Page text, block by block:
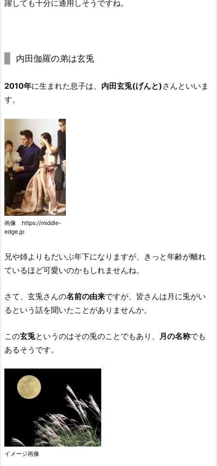
躍しても十分に通用しそうですね。
内田伽羅の弟は玄兎
2010年に生まれた息子は、 内田玄兎(げんと) さんといいま
す。
画像 https://middle-
edge.jp
兄や姉よりもだいぶ年下になりますが、きっと年齢が離れ
ているほど可愛いのかもしれませんね。
さて、玄兎さんの名前の由来ですが、皆さんは月に兎がい
るという話を聞いたことがありませんか。
この玄兎というのはその兎のことでもあり、 月の名称でも
あるそうです。
イメージ画像